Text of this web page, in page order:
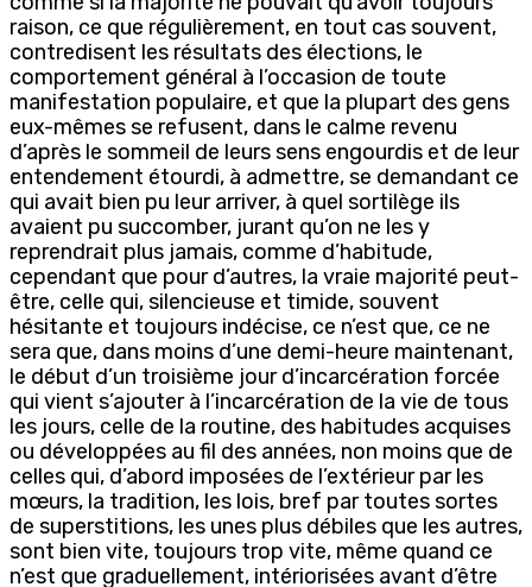
raison, ce que régulièrement, en tout cas souvent,
contredisent les résultats des élections, le
comportement général à l’occasion de toute
manifestation populaire, et que la plupart des gens
eux-mêmes se refusent, dans le calme revenu
d’après le sommeil de leurs sens engourdis et de leur
entendement étourdi, à admettre, se demandant ce
qui avait bien pu leur arriver, à quel sortilège ils
avaient pu succomber, jurant qu’on ne les y
reprendrait plus jamais, comme d’habitude,
cependant que pour d’autres, la vraie majorité peut-
être, celle qui, silencieuse et timide, souvent
hésitante et toujours indécise, ce n’est que, ce ne
sera que, dans moins d’une demi-heure maintenant,
le début d’un troisième jour d’incarcération forcée
qui vient s’ajouter à l’incarcération de la vie de tous
les jours, celle de la routine, des habitudes acquises
ou développées au fil des années, non moins que de
celles qui, d’abord imposées de l’extérieur par les
mœurs, la tradition, les lois, bref par toutes sortes
de superstitions, les unes plus débiles que les autres,
sont bien vite, toujours trop vite, même quand ce
n’est que graduellement, intériorisées avant d’être